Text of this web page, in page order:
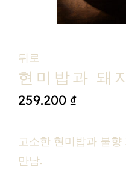
뒤로
현미밥과 돼
259.200 ₫
고소한 현미밥과 불
만남.